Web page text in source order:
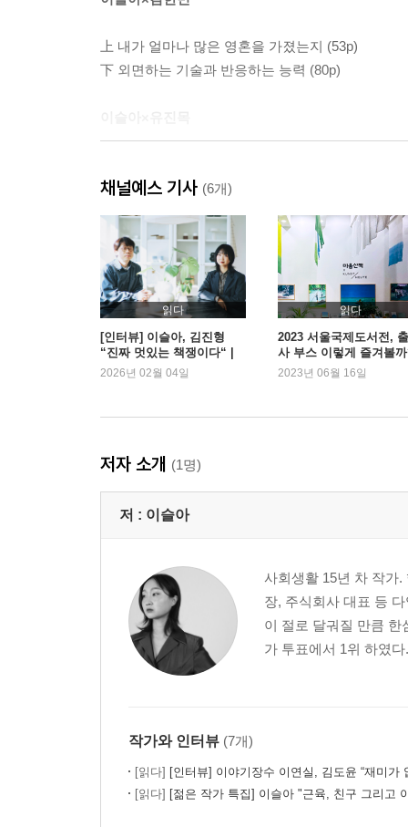
上 내가 얼마나 많은 영혼을 가졌는지 (53p)
下 외면하는 기술과 반응하는 능력 (80p)
下 자기 스스로의 신 (154p)
이슬아×김원영
上 몸의 디테일 (189p)
下 선명도가 형태를 압도할 때 (215p)
에필로그 (241p)
채널예스 기사 (6개)
읽다
[인터뷰] 이슬아, 김진형
“진짜 멋있는 책쟁이다“ |
예스24
2026년 02월 04일
읽다
2023 서울국제도서전,
사 부스 이렇게 즐겨볼
2023년 06월 16일
저자 소개 (1명)
저 : 이슬아
사회생활 15년 차 작가
장, 주식회사 대표 등
이 절로 달궈질 만큼 한
가 투표에서 1위 하였
작가와 인터뷰 (7개)
[읽다] [인터뷰] 이야기장수 이연실, 김도윤 “재미가 없다면 세계에
[읽다] [젊은 작가 특집] 이슬아 "근육, 친구 그리고